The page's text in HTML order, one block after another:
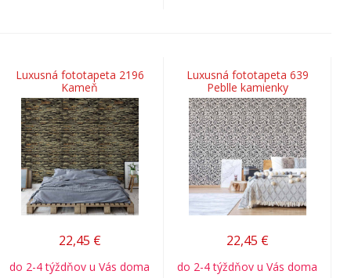
Luxusná fototapeta 2196
Kameň
22,45 €
do 2-4 týždňov u Vás doma
Luxusná fototapeta 639
Peblle kamienky
22,45 €
do 2-4 týždňov u Vás doma